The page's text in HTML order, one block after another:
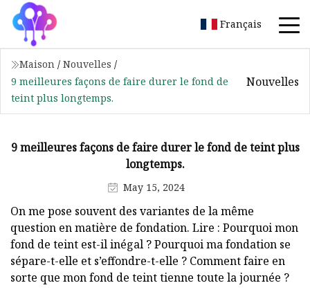
Français
Maison / Nouvelles /
9 meilleures façons de faire durer le fond de
teint plus longtemps.
Nouvelles
9 meilleures façons de faire durer le fond de teint plus
longtemps.
May 15, 2024
On me pose souvent des variantes de la même
question en matière de fondation. Lire : Pourquoi mon
fond de teint est-il inégal ? Pourquoi ma fondation se
sépare-t-elle et s’effondre-t-elle ? Comment faire en
sorte que mon fond de teint tienne toute la journée ?